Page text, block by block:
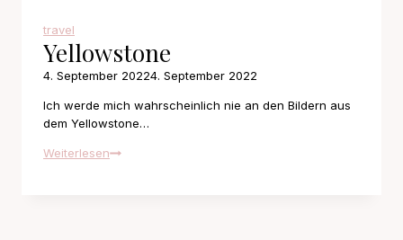
travel
Yellowstone
4. September 20224. September 2022
Ich werde mich wahrscheinlich nie an den Bildern aus
dem Yellowstone…
WeiterlesenYellowstone